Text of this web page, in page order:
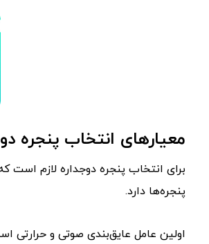
معیارهای انتخاب پنجره
برای انتخاب پنجره دوجداره لازم است
پنجره‌ها دارد.
اولین عامل عایق‌بندی صوتی و حرارتی